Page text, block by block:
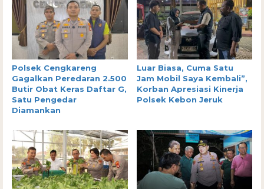
Polsek Cengkareng
Gagalkan Peredaran 2.500
Butir Obat Keras Daftar G,
Satu Pengedar
Diamankan
Luar Biasa, Cuma Satu
Jam Mobil Saya Kembali”,
Korban Apresiasi Kinerja
Polsek Kebon Jeruk